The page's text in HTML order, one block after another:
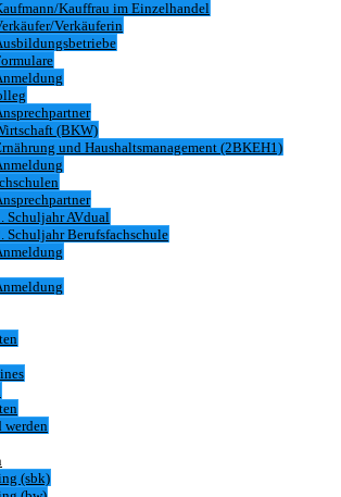
Kauffrau im Einzelhandel
Verkäuferin
(BKW)
und Haushaltsmanagement (2BKEH1)
Schuljahr AVdual
Schuljahr Berufsfachschule
(sbk)